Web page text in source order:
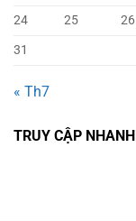
24
25 26
31
« Th7
TRUY CẬP NHANH